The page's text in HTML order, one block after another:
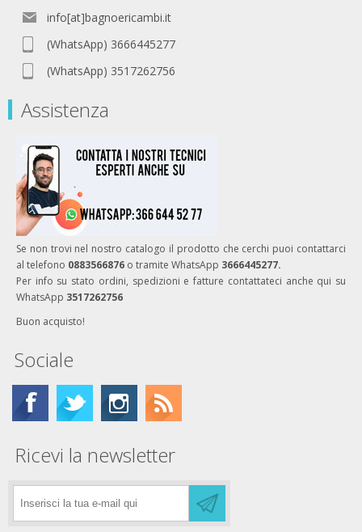
info[at]bagnoericambi.it
(WhatsApp) 3666445277
(WhatsApp) 3517262756
Assistenza
Se non trovi nel nostro catalogo il prodotto che cerchi puoi contattarci
al telefono 0883566876 o tramite WhatsApp 3666445277.
Per info su stato ordini, spedizioni e fatture contattateci anche qui su
WhatsApp 3517262756
Buon acquisto!
Sociale
Ricevi la newsletter